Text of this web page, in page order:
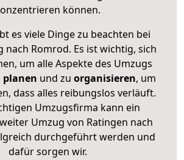
können.
es viele Dinge zu beachten bei
nach Romrod. Es ist wichtig, sich
um alle Aspekte des Umzugs
planen und zu organisieren, um
dass alles reibungslos verläuft.
Umzugsfirma kann ein
Umzug von Ratingen nach
durchgeführt werden und
dafür sorgen wir.